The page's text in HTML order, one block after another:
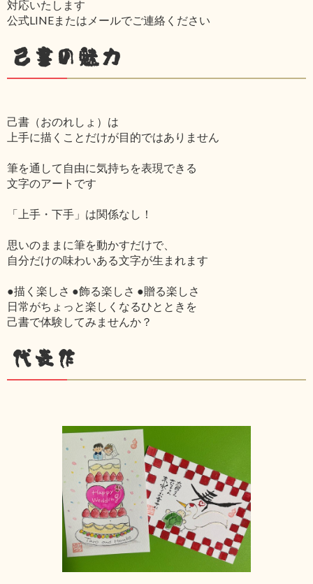
対応いたします
公式LINEまたはメールでご連絡ください
己書の魅力
己書（おのれしょ）は
上手に描くことだけが目的ではありません
筆を通して自由に気持ちを表現できる
文字のアートです
「上手・下手」は関係なし！
思いのままに筆を動かすだけで、
自分だけの味わいある文字が生まれます
●描く楽しさ ●飾る楽しさ ●贈る楽しさ
日常がちょっと楽しくなるひとときを
己書で体験してみませんか？
代表作